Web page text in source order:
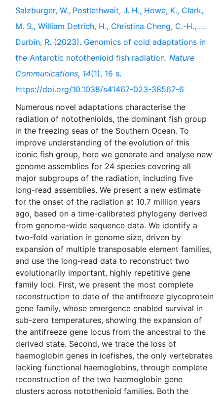
Salzburger, W., Postlethwait, J. H., Howe, K., Clark,
M. S., William Detrich, H., Christina Cheng, C.-H., …
Durbin, R. (2023). Genomics of cold adaptations in
the Antarctic notothenioid fish radiation. Nature
Communications, 14(1), 16 s.
https://doi.org/10.1038/s41467-023-38567-6
Numerous novel adaptations characterise the
radiation of notothenioids, the dominant fish group
in the freezing seas of the Southern Ocean. To
improve understanding of the evolution of this
iconic fish group, here we generate and analyse new
genome assemblies for 24 species covering all
major subgroups of the radiation, including five
long-read assemblies. We present a new estimate
for the onset of the radiation at 10.7 million years
ago, based on a time-calibrated phylogeny derived
from genome-wide sequence data. We identify a
two-fold variation in genome size, driven by
expansion of multiple transposable element families,
and use the long-read data to reconstruct two
evolutionarily important, highly repetitive gene
family loci. First, we present the most complete
reconstruction to date of the antifreeze glycoprotein
gene family, whose emergence enabled survival in
sub-zero temperatures, showing the expansion of
the antifreeze gene locus from the ancestral to the
derived state. Second, we trace the loss of
haemoglobin genes in icefishes, the only vertebrates
lacking functional haemoglobins, through complete
reconstruction of the two haemoglobin gene
clusters across notothenioid families. Both the